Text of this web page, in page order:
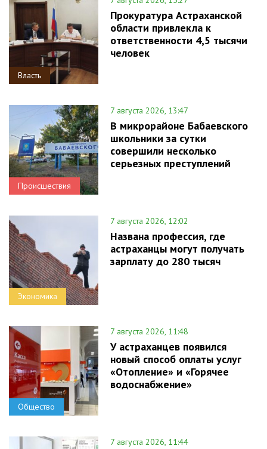
Власть
Прокуратура Астраханской
области привлекла к
ответственности 4,5 тысячи
человек
Происшествия
7 августа 2026, 13:47
В микрорайоне Бабаевского
школьники за сутки
совершили несколько
серьезных преступлений
Экономика
7 августа 2026, 12:02
Названа профессия, где
астраханцы могут получать
зарплату до 280 тысяч
Общество
7 августа 2026, 11:48
У астраханцев появился
новый способ оплаты услуг
«Отопление» и «Горячее
водоснабжение»
7 августа 2026, 11:44